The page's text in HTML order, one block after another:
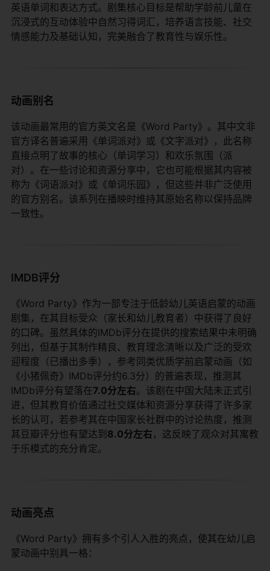
英语单词和表达方式。剧集核心目标是帮助学龄前儿童在
沉浸式的互动体验中自然习得词汇，培养语言技能、社交
情感能力及基础认知，完美融合了教育性与娱乐性。
动画别名
该动画最常用的官方英文名是《Word Party》。其中文非
官方译名普遍采用《单词派对》或《文字派对》，此名称
直接点明了故事的核心（单词学习）和欢乐氛围（派
对）。在一些讨论和资源分享中，它也可能根据其内容被
称为《词语派对》或《单词乐园》，但这些并非广泛使用
的官方别名。该系列在播映时维持其原始名称以保持品牌
一致性。
IMDB评分
《Word Party》作为一部专注于低龄幼儿英语启蒙的动画
剧集，在其目标受众（家长和幼儿教育者）中获得了良好
的口碑。虽然具体的IMDb评分在提供的搜索结果中未明确
列出，但基于其制作精良、教育理念清晰以及广泛的受欢
迎程度（已播出多季），参考同类优质学前启蒙动画（如
《小猪佩奇》IMDb评分约6.3分）的普遍表现，推测其
IMDb评分有望落在​​7.0分左右​​。该剧在中国大陆未正式引
进，但其教育价值通过社交媒体和资源分享获得了许多家
长的认可，若参考其在中国家长社群中的讨论热度，推测
其豆瓣评分也有望达到​ ​8.0分左右​ ​，这反映了观众对其寓教
于乐模式的充分肯定。
动画亮点
《Word Party》拥有多个引人入胜的亮点，使其在幼儿启
蒙动画中别具一格：